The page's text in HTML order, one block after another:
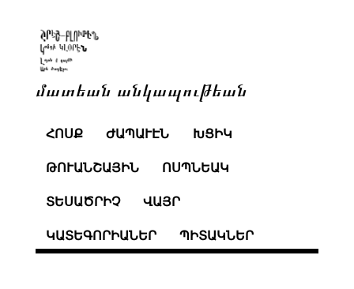
մատեան անկապութեան
ՀՈՍՔ ԺԱՊԱՒԷՆ ԽՑԻԿ
ԹՈՒԱՆՇԱՅԻՆ ՈՍՊՆԵԱԿ
ՏԵՍԱԾՐԻՉ ՎԱՅՐ
ԿԱՏԵԳՈՐԻԱՆԵՐ ՊԻՏԱԿՆԵՐ